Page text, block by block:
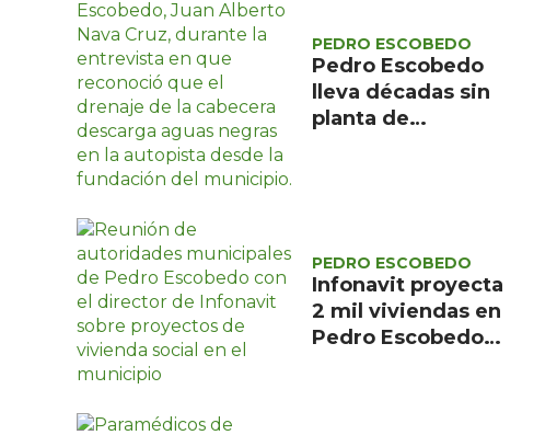
PEDRO ESCOBEDO
Pedro Escobedo
lleva décadas sin
planta de
PEDRO ESCOBEDO
Infonavit proyecta
2 mil viviendas en
Pedro Escobedo